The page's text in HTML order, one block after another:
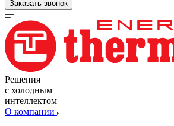
Заказать звонок
Решения
с холодным
интеллектом
О компании